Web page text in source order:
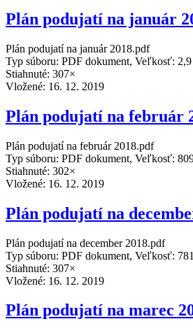
Plán podujatí na január
Plán podujatí na január 2018.pdf
Typ súboru: PDF dokument, Veľkosť:
Stiahnuté: 307×
Vložené: 16. 12. 2019
Plán podujatí na február
Plán podujatí na február 2018.pdf
Typ súboru: PDF dokument, Veľkosť:
Stiahnuté: 302×
Vložené: 16. 12. 2019
Plán podujatí na
Plán podujatí na december 2018.pdf
Typ súboru: PDF dokument, Veľkosť:
Stiahnuté: 307×
Vložené: 16. 12. 2019
Plán podujatí na marec